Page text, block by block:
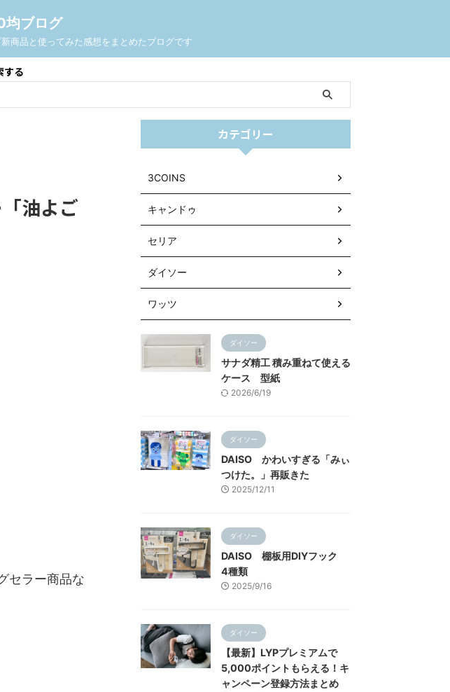
ブログ
商品と使ってみた感想をまとめたブログです
する
油よご
セラー商品な
カテゴリー
3COINS
キャンドゥ
セリア
ダイソー
ワッツ
ダイソー
サナダ精工 積み重ねて使える
ケース 型紙
2026/6/19
ダイソー
DAISO かわいすぎる「みぃ
つけた。」再販きた
2025/12/11
ダイソー
DAISO 棚板用DIYフック
4種類
2025/9/16
ダイソー
【最新】LYPプレミアムで
5,000ポイントもらえる！キ
ャンペーン登録方法まとめ